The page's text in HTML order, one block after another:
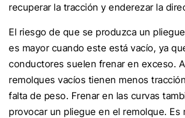
recuperar la tracción y enderezar la
El riesgo de que se produzca un
es mayor cuando este está vacío, ya
conductores suelen frenar en exceso.
remolques vacíos tienen menos
falta de peso. Frenar en las curvas
provocar un pliegue en el remolque. Es